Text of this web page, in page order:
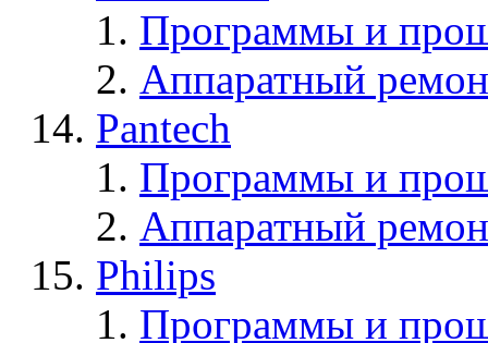
Программы и
Аппаратный
Pantech
Программы и
Аппаратный
Philips
Программы и